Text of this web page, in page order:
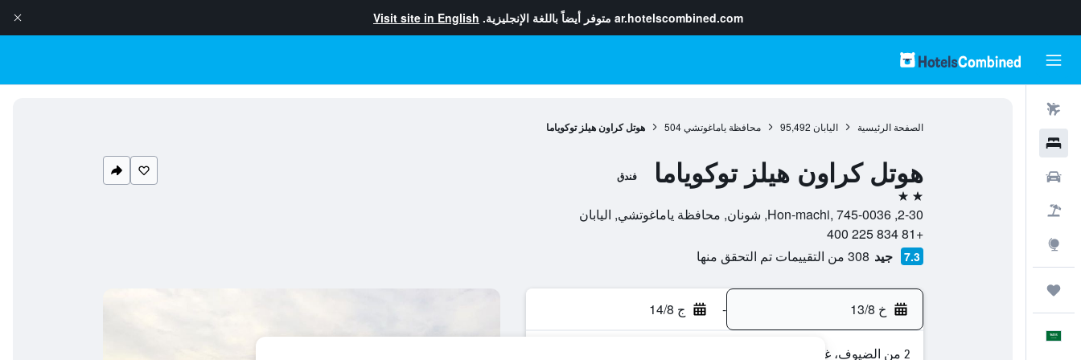
ar.hotelscombined.com متوفر أيضاً باللغة الإنجليزية. Visit site in English
الصفحة الرئيسية اليابان 95,492 محافظة ياماغوتشي 504 هوتل كراون هيلز توكوياما
هوتل كراون هيلز توكوياما فندق
2 نجمتين
2-30, Hon-machi, 745-0036, شونان, محافظة ياماغوتشي, اليابان
+81 834 225 400
7.3 جيد 308 من التقييمات تم التحقق منها
خ 13/8 - ج 14/8
2 من الضيوف، غرفة واحدة